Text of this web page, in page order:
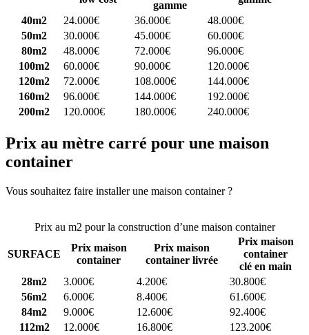
gamme
40m2
24.000€ 36.000€
48.000€
50m2
30.000€ 45.000€
60.000€
80m2
48.000€ 72.000€
96.000€
100m2
60.000€ 90.000€
120.000€
120m2
72.000€ 108.000€
144.000€
160m2
96.000€ 144.000€
192.000€
200m2
120.000€ 180.000€ 240.000€
Prix au mètre carré pour une maison
container
Vous souhaitez faire installer une maison container ?
Prix au m2 pour la construction d’une maison container
SURFACE
Prix maison
container
Prix maison
container livrée
Prix maison
container
clé en main
28m2
3.000€ 4.200€
30.800€
56m2
6.000€ 8.400€
61.600€
84m2
9.000€ 12.600€
92.400€
112m2
12.000€ 16.800€
123.200€